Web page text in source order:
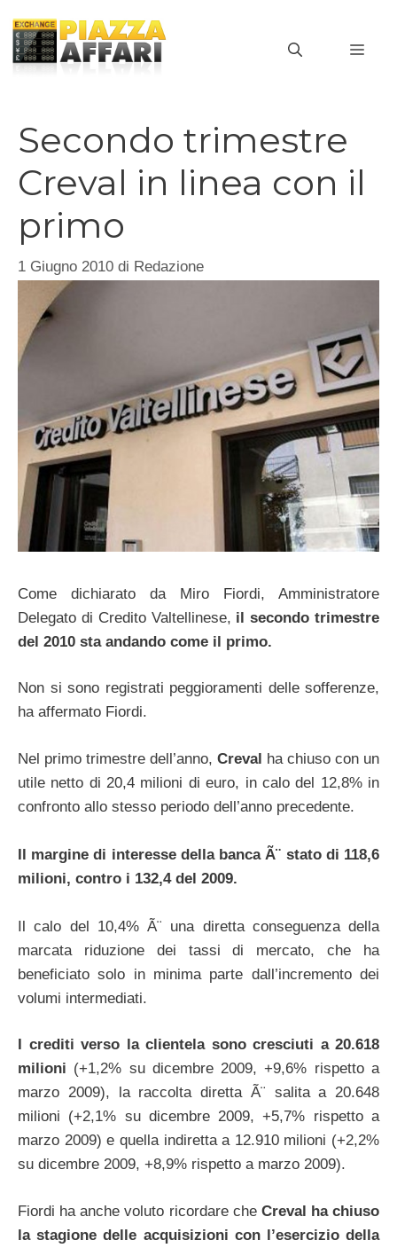
contenuto
Secondo trimestre
Creval in linea con il
primo
1 Giugno 2010 di Redazione
Come dichiarato da Miro Fiordi, Amministratore
Delegato di Credito Valtellinese, il secondo trimestre
del 2010 sta andando come il primo.
Non si sono registrati peggioramenti delle sofferenze,
ha affermato Fiordi.
Nel primo trimestre dell’anno, Creval ha chiuso con un
utile netto di 20,4 milioni di euro, in calo del 12,8% in
confronto allo stesso periodo dell’anno precedente.
Il margine di interesse della banca Ã¨ stato di 118,6
milioni, contro i 132,4 del 2009.
Il calo del 10,4% Ã¨ una diretta conseguenza della
marcata riduzione dei tassi di mercato, che ha
beneficiato solo in minima parte dall’incremento dei
volumi intermediati.
I crediti verso la clientela sono cresciuti a 20.618
milioni (+1,2% su dicembre 2009, +9,6% rispetto a
marzo 2009), la raccolta diretta Ã¨ salita a 20.648
milioni (+2,1% su dicembre 2009, +5,7% rispetto a
marzo 2009) e quella indiretta a 12.910 milioni (+2,2%
su dicembre 2009, +8,9% rispetto a marzo 2009).
Fiordi ha anche voluto ricordare che Creval ha chiuso
la stagione delle acquisizioni con l’esercizio della